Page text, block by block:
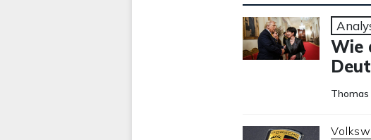
Wie
Thomas